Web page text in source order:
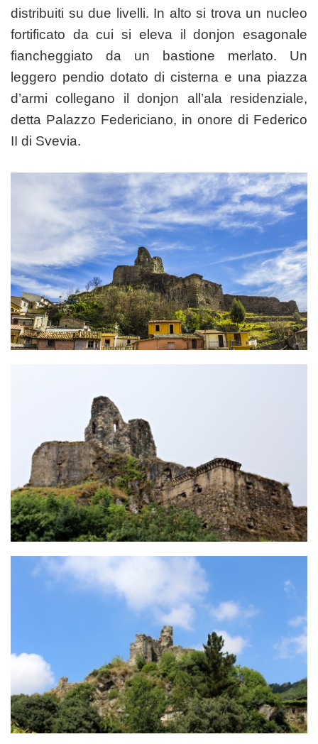
distribuiti su due livelli. In alto si trova un nucleo
fortificato da cui si eleva il donjon esagonale
fiancheggiato da un bastione merlato. Un
leggero pendio dotato di cisterna e una piazza
d’armi collegano il donjon all’ala residenziale,
detta Palazzo Federiciano, in onore di Federico
II di Svevia.